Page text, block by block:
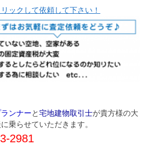
リックして依頼して下さい！
ンナーと宅地建物取引士が貴方様の大
乗らせていただきます。
2981